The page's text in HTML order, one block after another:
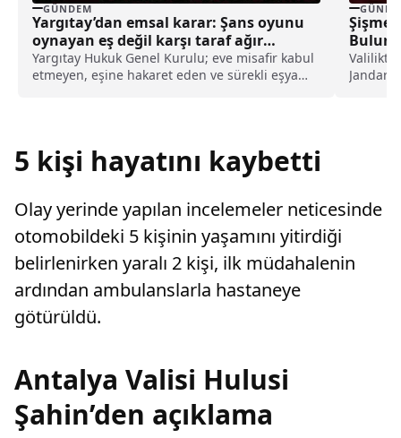
GÜNDEM
Yargıtay’dan emsal karar: Şans oyunu
oynayan eş değil karşı taraf ağır
kusurlu sayıldı
Yargıtay Hukuk Genel Kurulu; eve misafir kabul
etmeyen, eşine hakaret eden ve sürekli eşya
Şişme
5 kişi hayatını kaybetti
Olay yerinde yapılan incelemeler neticesinde
otomobildeki 5 kişinin yaşamını yitirdiği
belirlenirken yaralı 2 kişi, ilk müdahalenin
ardından ambulanslarla hastaneye
götürüldü.
Antalya Valisi Hulusi
Şahin’den açıklama